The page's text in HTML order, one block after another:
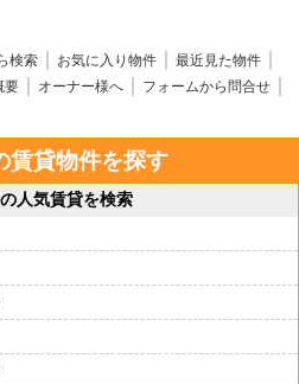
検索 お気に入り物件
最近見た物件
要 オーナー様へ
フォームから問合せ
賃貸物件を探す
人気賃貸を検索